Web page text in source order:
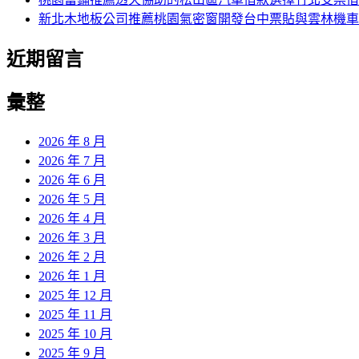
新北木地板公司推薦桃園氣密窗開發台中票貼與雲林機
近期留言
彙整
2026 年 8 月
2026 年 7 月
2026 年 6 月
2026 年 5 月
2026 年 4 月
2026 年 3 月
2026 年 2 月
2026 年 1 月
2025 年 12 月
2025 年 11 月
2025 年 10 月
2025 年 9 月